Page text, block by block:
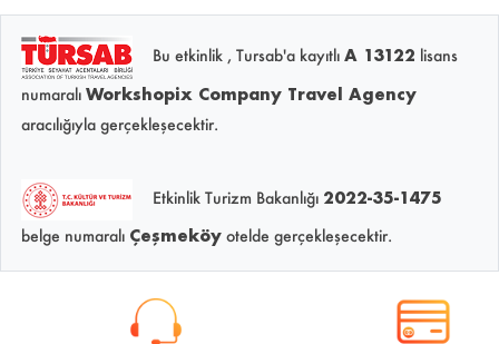
Bu etkinlik , Tursab'a kayıtlıA 13122 lisans
numaralı Workshopix Company Travel Agency
aracılığıyla gerçekleşecektir.
Etkinlik Turizm Bakanlığı 2022-35-1475
belge numaralı Çeşmeköy otelde gerçekleşecektir.